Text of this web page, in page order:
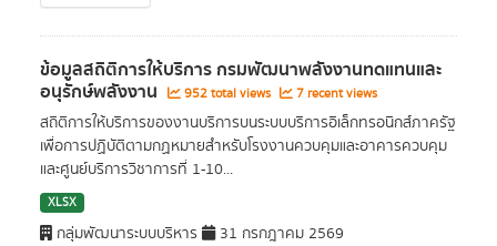
ข้อมูลสถิติการให้บริการ กรมพัฒนาพลังงานทดแทนและ
อนุรักษ์พลังงาน 952 total views 7 recent views
สถิติการให้บริการของงานบริการบนระบบบริการอิเล็กทรอนิกส์ภาครัฐ
เพื่อการปฏิบัติตามกฏหมายสำหรับโรงงานควบคุมและอาคารควบคุม
และศูนย์บริการวิชาการที่ 1-10...
XLSX
กลุ่มพัฒนาระบบบริหาร 31 กรกฎาคม 2569